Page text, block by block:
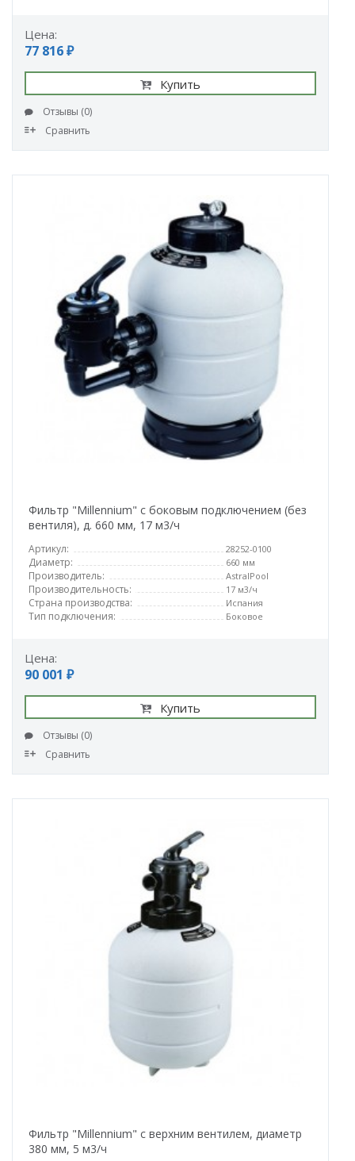
Цена:
77 816 ₽
Купить
Отзывы (0)
Сравнить
Фильтр "Millennium" с боковым подключением (без
вентиля), д. 660 мм, 17 м3/ч
Артикул: 28252-0100
Диаметр: 660 мм
Производитель: AstralPool
Производительность: 17 м3/ч
Страна производства: Испания
Тип подключения: Боковое
Цена:
90 001 ₽
Купить
Отзывы (0)
Сравнить
Фильтр "Millennium" с верхним вентилем, диаметр
380 мм, 5 м3/ч